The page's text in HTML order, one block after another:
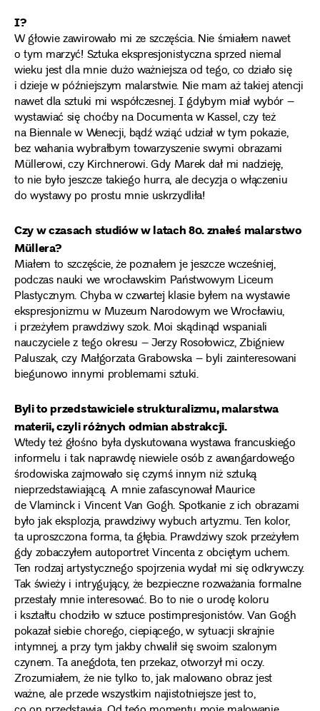
I?
W głowie zawirowało mi ze szczęścia. Nie śmiałem nawet
o tym marzyć! Sztuka ekspresjonistyczna sprzed niemal
wieku jest dla mnie dużo ważniejsza od tego, co działo się
i dzieje w późniejszym malarstwie. Nie mam aż takiej atencji
nawet dla sztuki mi współczesnej. I gdybym miał wybór –
wystawiać się choćby na Documenta w Kassel, czy też
na Biennale w Wenecji, bądź wziąć udział w tym pokazie,
bez wahania wybrałbym towarzyszenie swymi obrazami
Müllerowi, czy Kirchnerowi. Gdy Marek dał mi nadzieję,
to nie było jeszcze takiego hurra, ale decyzja o włączeniu
do wystawy po prostu mnie uskrzydliła!
Czy w czasach studiów w latach 80. znałeś malarstwo
Müllera?
Miałem to szczęście, że poznałem je jeszcze wcześniej,
podczas nauki we wrocławskim Państwowym Liceum
Plastycznym. Chyba w czwartej klasie byłem na wystawie
ekspresjonizmu w Muzeum Narodowym we Wrocławiu,
i przeżyłem prawdziwy szok. Moi skądinąd wspaniali
nauczyciele z tego okresu – Jerzy Rosołowicz, Zbigniew
Paluszak, czy Małgorzata Grabowska – byli zainteresowani
biegunowo innymi problemami sztuki.
Byli to przedstawiciele strukturalizmu, malarstwa
materii, czyli różnych odmian abstrakcji.
Wtedy też głośno była dyskutowana wystawa francuskiego
informelu i tak naprawdę niewiele osób z awangardowego
środowiska zajmowało się czymś innym niż sztuką
nieprzedstawiającą. A mnie zafascynował Maurice
de Vlaminck i Vincent Van Gogh. Spotkanie z ich obrazami
było jak eksplozja, prawdziwy wybuch artyzmu. Ten kolor,
ta uproszczona forma, ta głębia. Prawdziwy szok przeżyłem
gdy zobaczyłem autoportret Vincenta z obciętym uchem.
Ten rodzaj artystycznego spojrzenia wydał mi się odkrywczy.
Tak świeży i intrygujący, że bezpieczne rozważania formalne
przestały mnie interesować. Bo to nie o urodę koloru
i kształtu chodziło w sztuce postimpresjonistów. Van Gogh
pokazał siebie chorego, ciepiącego, w sytuacji skrajnie
intymnej, a przy tym jakby chwalił się swoim szalonym
czynem. Ta anegdota, ten przekaz, otworzył mi oczy.
Zrozumiałem, że nie tylko to, jak malowano obraz jest
ważne, ale przede wszystkim najistotniejsze jest to,